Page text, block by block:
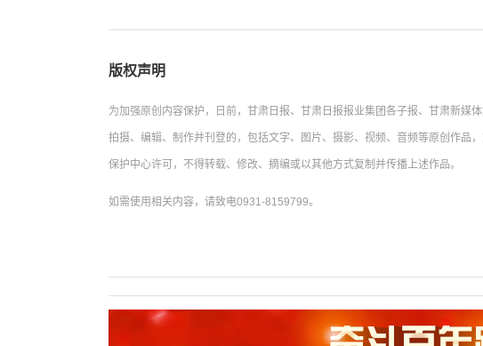
版权声明
为加强原创内容保护，日前，甘肃日报、甘肃日报报业集团各子报、甘肃新媒
拍摄、编辑、制作并刊登的，包括文字、图片、摄影、视频、音频等原创作品
保护中心许可，不得转载、修改、摘编或以其他方式复制并传播上述作品。
如需使用相关内容，请致电0931-8159799。